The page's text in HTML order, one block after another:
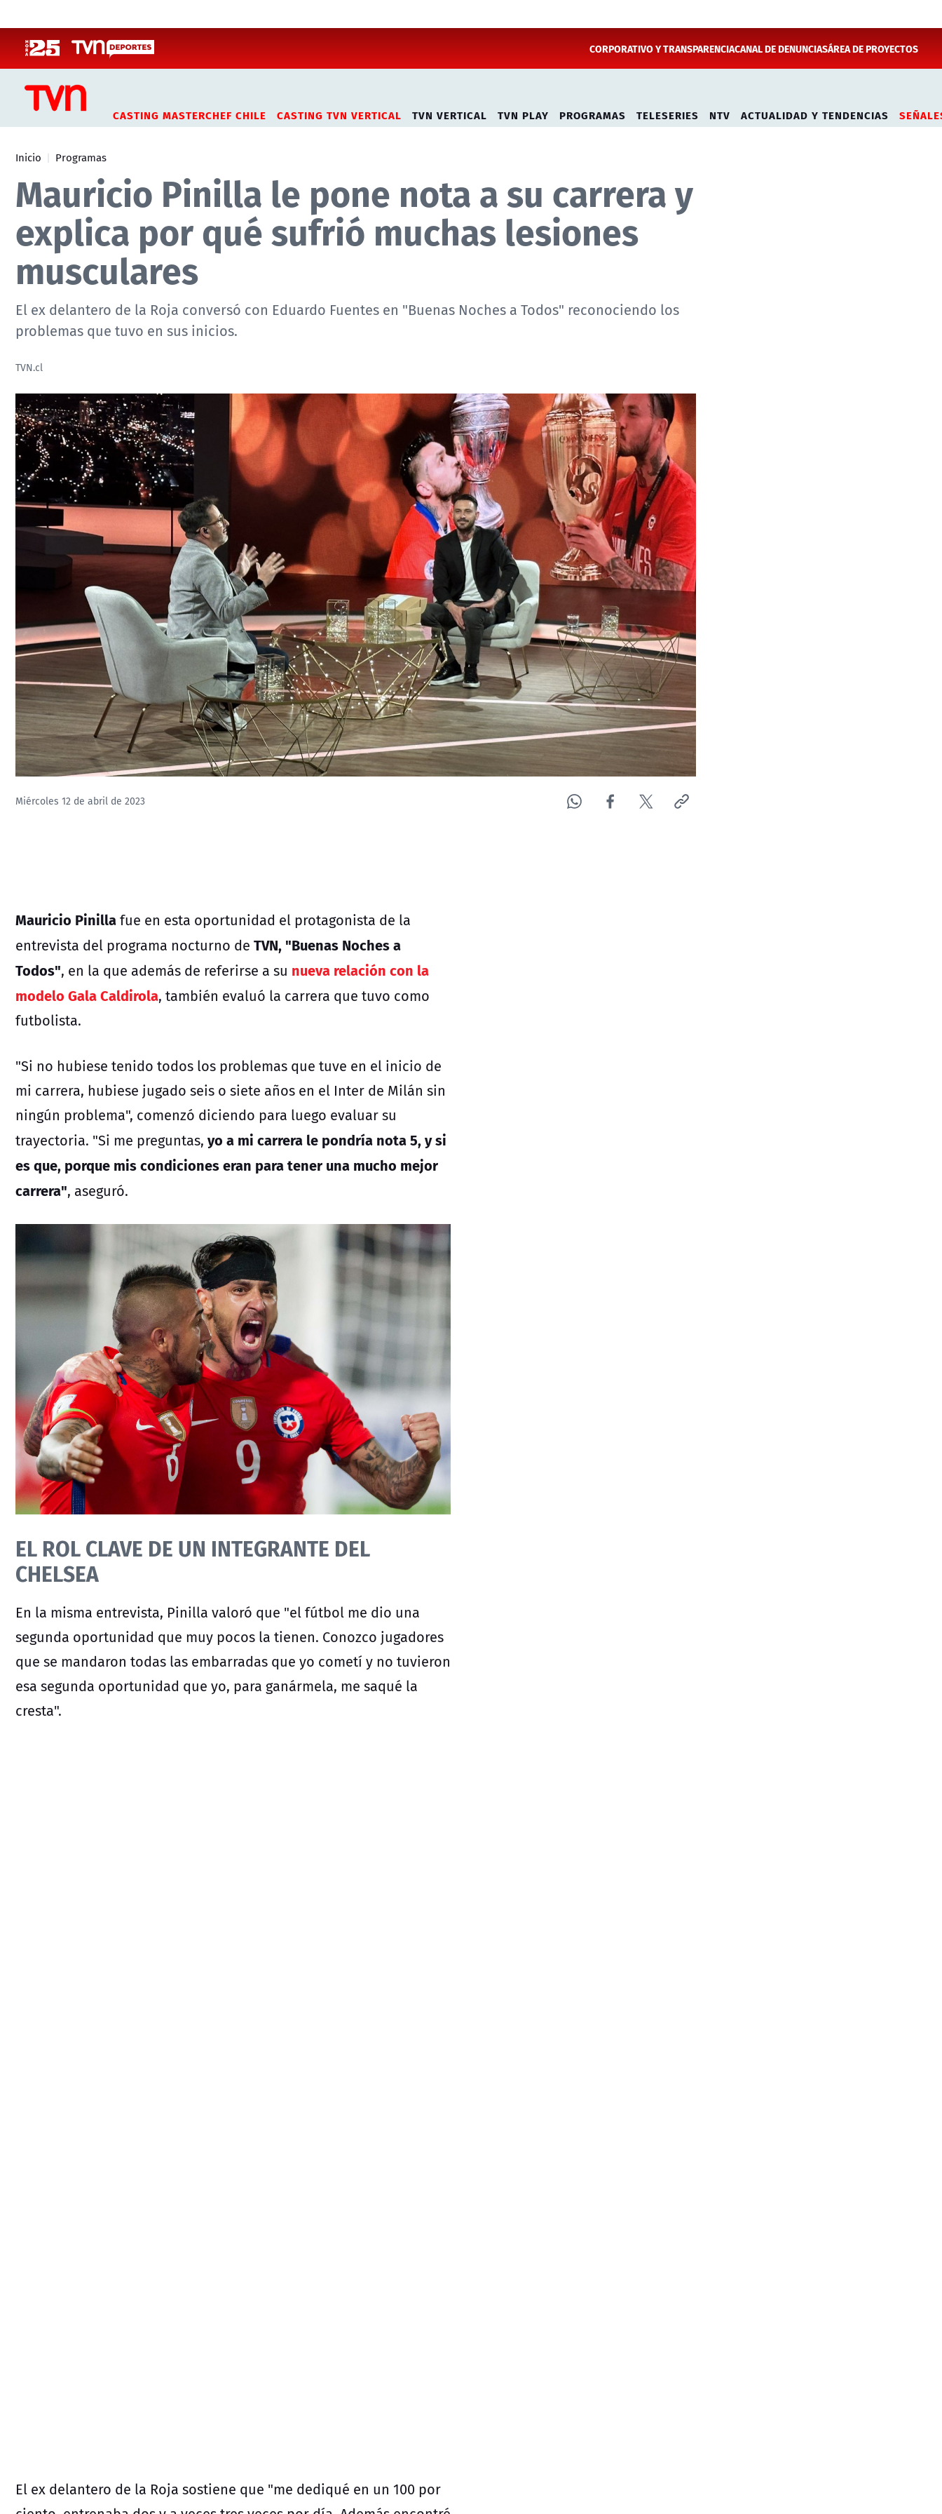
CORPORATIVO Y TRANSPARENCIACANAL DE DENUNCIASÁREA DE PROYECTOS
CASTING MASTERCHEF CHILE CASTING TVN VERTICAL TVN VERTICAL TVN PLAY PROGRAMAS TELESERIES NTV ACTUALIDAD Y TENDENCIAS
Inicio Programas
Mauricio Pinilla le pone nota a su carrera y
explica por qué sufrió muchas lesiones
musculares
El ex delantero de la Roja conversó con Eduardo Fuentes en "Buenas Noches a Todos" reconociendo los
problemas que tuvo en sus inicios.
TVN.cl
Miércoles 12 de abril de 2023
Mauricio Pinillafue en esta oportunidad el protagonista de la
entrevista del programa nocturno de TVN, "Buenas Noches a
Todos", en la que además de referirse a su nueva relación con la
modelo Gala Caldirola, también evaluó la carrera que tuvo como
futbolista.
"Si no hubiese tenido todos los problemas que tuve en el inicio de
mi carrera, hubiese jugado seis o siete años en el Inter de Milán sin
ningún problema", comenzó diciendo para luego evaluar su
trayectoria. "Si me preguntas, yo a mi carrera le pondría nota 5, y si
es que, porque mis condiciones eran para tener una mucho mejor
carrera", aseguró.
EL ROL CLAVE DE UN INTEGRANTE DEL
CHELSEA
En la misma entrevista, Pinilla valoró que "el fútbol me dio una
segunda oportunidad que muy pocos la tienen. Conozco jugadores
que se mandaron todas las embarradas que yo cometí y no tuvieron
esa segunda oportunidad que yo, para ganármela, me saqué la
cresta".
El ex delantero de la Roja sostiene que "me dediqué en un 100 por